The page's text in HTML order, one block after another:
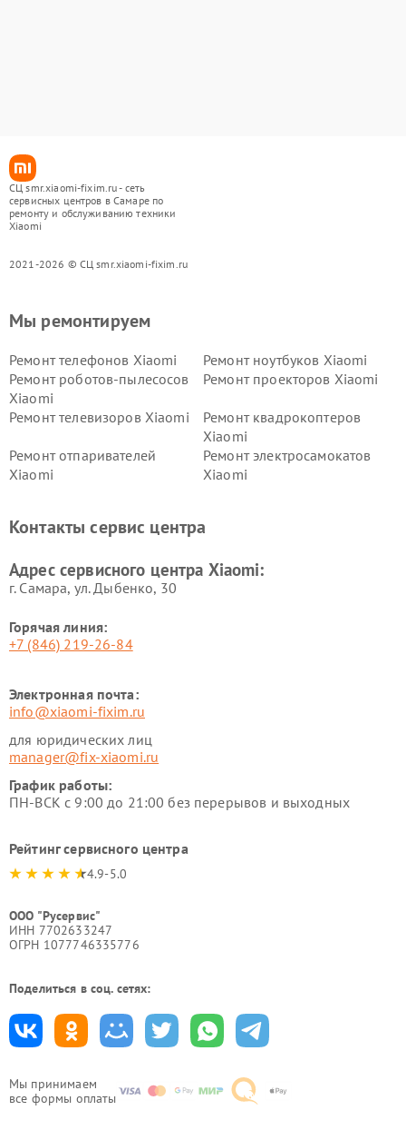
СЦ smr.xiaomi-fixim.ru - сеть
сервисных центров в Самаре по
ремонту и обслуживанию техники
Xiaomi
2021-2026 © СЦ smr.xiaomi-fixim.ru
Мы принимаем
все формы оплаты
Мы ремонтируем
Ремонт телефонов Xiaomi
Ремонт ноутбуков Xiaomi
Ремонт роботов-пылесосов
Xiaomi
Ремонт проекторов Xiaomi
Ремонт телевизоров Xiaomi
Ремонт квадрокоптеров
Xiaomi
Ремонт отпаривателей
Xiaomi
Ремонт электросамокатов
Xiaomi
Ремонт стиральных машин
Ремонт смарт-часов Xiaomi
Контакты сервис центра
Адрес сервисного центра Xiaomi:
г. Самара, ул. Дыбенко, 30
Горячая линия:
+7 (846) 219-26-84
Электронная почта:
info@xiaomi-fixim.ru
для юридических лиц
manager@fix-xiaomi.ru
График работы:
ПН-ВСК с 9:00 до 21:00 без перерывов и выходных
Рейтинг сервисного центра
4.9-5.0
ООО "Русервис"
ИНН 7702633247
ОГРН 1077746335776
Поделиться в соц. сетях: